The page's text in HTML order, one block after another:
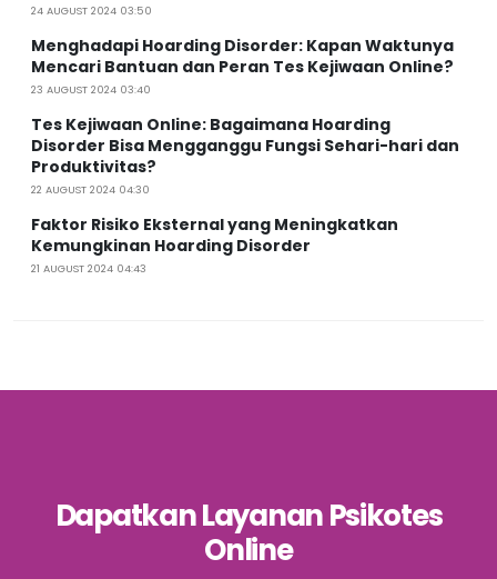
24 AUGUST 2024 03:50
Menghadapi Hoarding Disorder: Kapan Waktunya
Mencari Bantuan dan Peran Tes Kejiwaan Online?
23 AUGUST 2024 03:40
Tes Kejiwaan Online: Bagaimana Hoarding
Disorder Bisa Mengganggu Fungsi Sehari-hari dan
Produktivitas?
22 AUGUST 2024 04:30
Faktor Risiko Eksternal yang Meningkatkan
Kemungkinan Hoarding Disorder
21 AUGUST 2024 04:43
Dapatkan Layanan Psikotes
Online